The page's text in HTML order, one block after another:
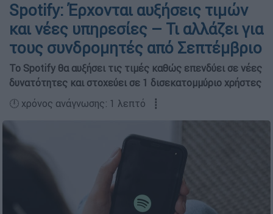
Spotify: Έρχονται αυξήσεις τιμών
και νέες υπηρεσίες – Τι αλλάζει για
τους συνδρομητές από Σεπτέμβριο
Το Spotify θα αυξήσει τις τιμές καθώς επενδύει σε νέες
δυνατότητες και στοχεύει σε 1 δισεκατομμύριο χρήστες
🕛 χρόνος ανάγνωσης: 1 λεπτό ┋